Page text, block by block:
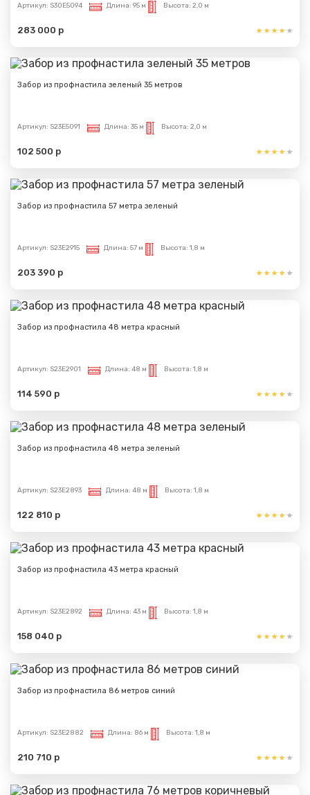
Артикул: S30E5094 Длина: 95 м Высота: 2,0 м
283 000 р
Забор из профнастила зеленый 35 метров
Артикул: S23E5091 Длина: 35 м Высота: 2,0 м
102 500 р
Забор из профнастила 57 метра зеленый
Артикул: S23E2915 Длина: 57 м Высота: 1,8 м
203 390 р
Забор из профнастила 48 метра красный
Артикул: S23E2901 Длина: 48 м Высота: 1,8 м
114 590 р
Забор из профнастила 48 метра зеленый
Артикул: S23E2893 Длина: 48 м Высота: 1,8 м
122 810 р
Забор из профнастила 43 метра красный
Артикул: S23E2892 Длина: 43 м Высота: 1,8 м
158 040 р
Забор из профнастила 86 метров синий
Артикул: S23E2882 Длина: 86 м Высота: 1,8 м
210 710 р